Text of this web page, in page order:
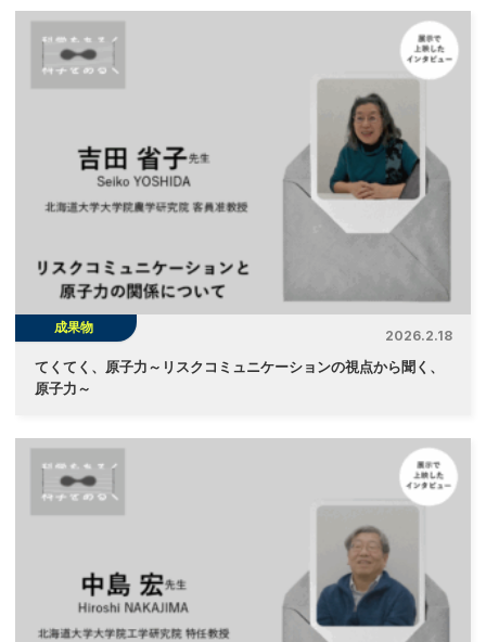
成果物
2026.2.18
てくてく、原子力～リスクコミュニケーションの視点から聞く、
原子力～